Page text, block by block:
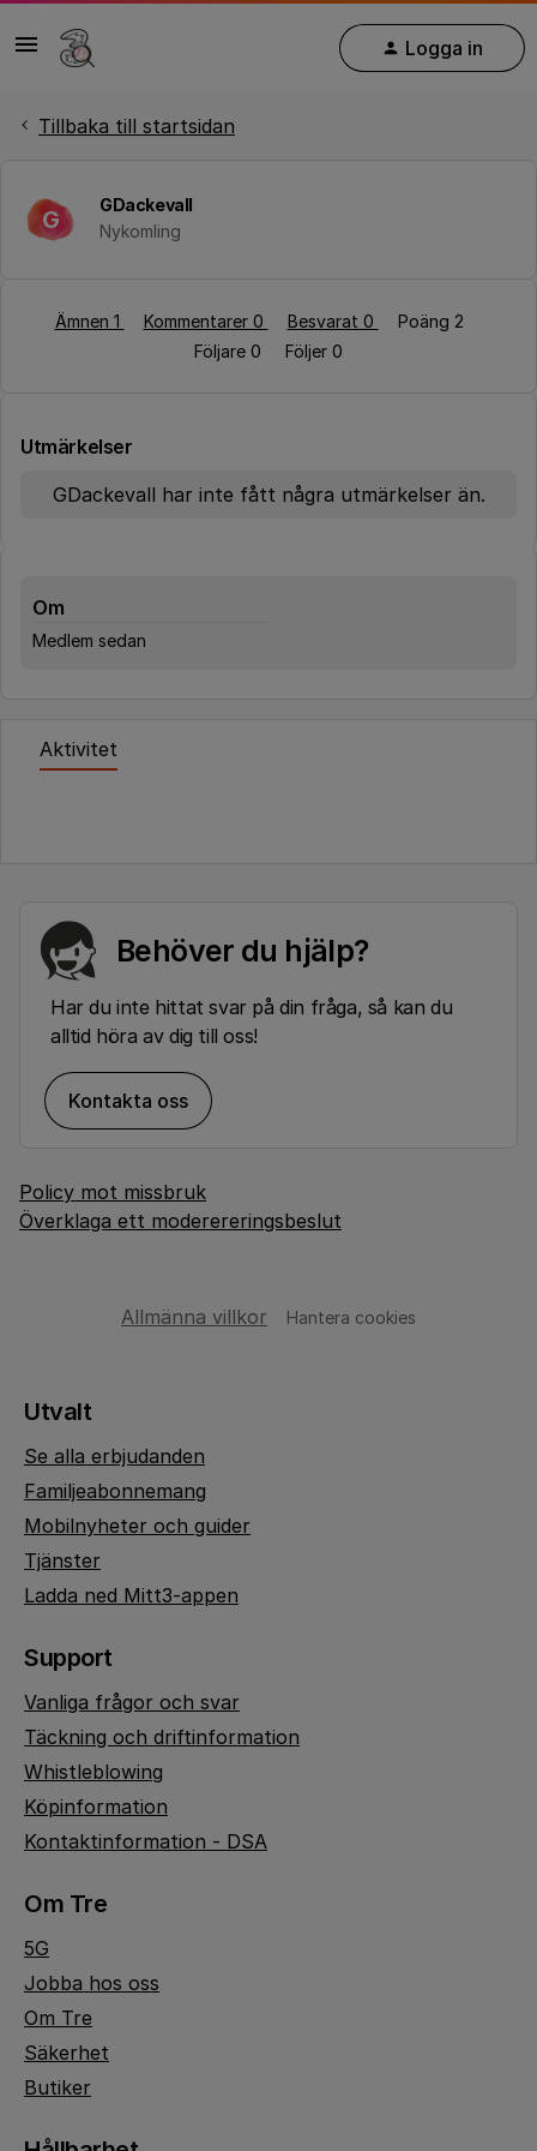
Logga in
Tillbaka till startsidan
G
GDackevall
Nykomling
Ämnen 1 Kommentarer 0 Besvarat 0
Poäng 2
Följare 0 Följer 0
Utmärkelser
GDackevall har inte fått några utmärkelser än.
Om
Medlem sedan
Aktivitet
Behöver du hjälp?
Har du inte hittat svar på din fråga, så kan du
alltid höra av dig till oss!
Kontakta oss
Policy mot missbruk
Överklaga ett moderereringsbeslut
Allmänna villkor Hantera cookies
Utvalt
Se alla erbjudanden
Familjeabonnemang
Mobilnyheter och guider
Tjänster
Ladda ned Mitt3-appen
Support
Vanliga frågor och svar
Täckning och driftinformation
Whistleblowing
Köpinformation
Kontaktinformation - DSA
Om Tre
5G
Jobba hos oss
Om Tre
Säkerhet
Butiker